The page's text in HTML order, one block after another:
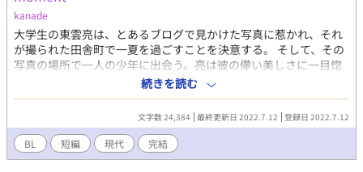
https://fujossy.jp/contests/11
kanade
大学生の東雲亮は、とあるブログで見かけた写真に惹かれ、それ
が撮られた田舎町で一夏を過ごすことを決意する。 そして、その
写真の場所で一人の少年に出会う。亮は彼の儚い美しさに一目惚
れして、接近していくが、彼には大きな秘密があっ
て・・・・・・ アーティスト気質の陽キャ男子×ツンデレ気味の
続きを読む
文字数 24,384 最終更新日 2022.7.12 登録日 2022.7.12
BL 短編 現代 完結